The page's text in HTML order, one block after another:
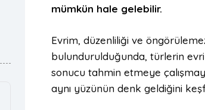
mümkün hale gelebilir.
Evrim, düzenliliği ve
bulundurulduğunda, türlerin
sonucu tahmin etmeye
aynı yüzünün denk geldiğini